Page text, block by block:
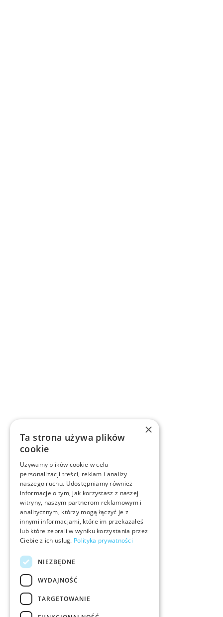
×
Ta strona używa plików
cookie
Używamy plików cookie w celu
personalizacji treści, reklam i analizy
naszego ruchu. Udostępniamy również
informacje o tym, jak korzystasz z naszej
witryny, naszym partnerom reklamowym i
analitycznym, którzy mogą łączyć je z
innymi informacjami, które im przekazałeś
lub które zebrali w wyniku korzystania przez
Ciebie z ich usług. Polityka prywatności
NIEZBĘDNE
WYDAJNOŚĆ
TARGETOWANIE